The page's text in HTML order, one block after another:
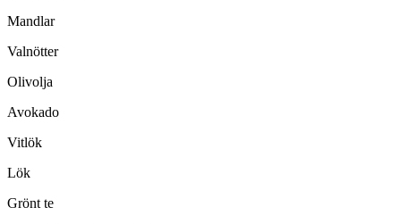
Mandlar
Valnötter
Olivolja
Avokado
Vitlök
Lök
Grönt te